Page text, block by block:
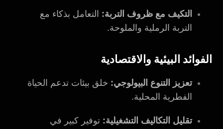
التكيف مع ظروف التربة: التعامل بذكاء مع
التربة الرملية والملوحة.
الفوائد البيئية والاقتصادية
تعزيز التنوع البيولوجي: خلق بيئات تدعم الحياة
الفطرية المحلية.
تقليل التكاليف التشغيلية: توفير كبير في